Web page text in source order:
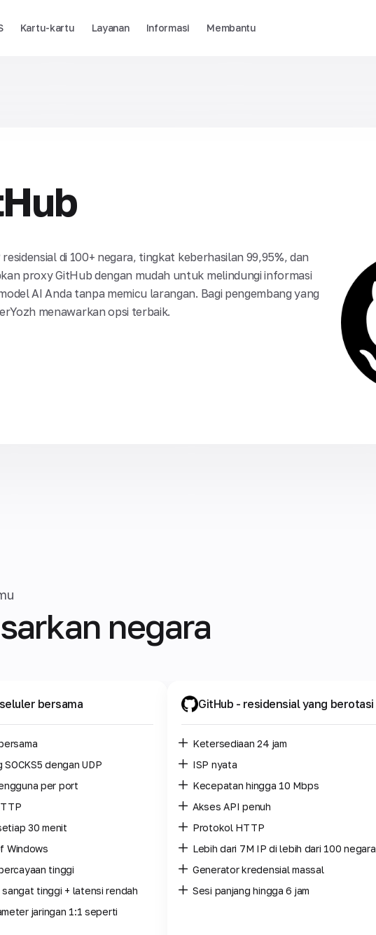
Kartu-kartu Layanan Informasi Membantu
di 100+ negara, tingkat keberhasilan 99,95%, dan
proxy GitHub dengan mudah untuk melindungi informasi
AI Anda tanpa memicu larangan. Bagi pengembang yang
menawarkan opsi terbaik.
negara
bersama
SOCKS5 dengan UDP
per port
30 menit
Windows
tinggi
tinggi + latensi rendah
jaringan 1:1 seperti
GitHub - residensial yang berotasi
Ketersediaan 24 jam
ISP nyata
Kecepatan hingga 10 Mbps
Akses API penuh
Protokol HTTP
Lebih dari 7M IP di lebih dari 100 negara
Generator kredensial massal
Sesi panjang hingga 6 jam